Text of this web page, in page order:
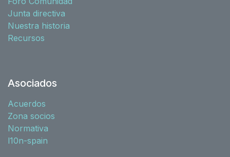
Junta directiva
Nuestra historia
Recursos
Asociados
Acuerdos
Zona socios
Normativa
l10n-spain